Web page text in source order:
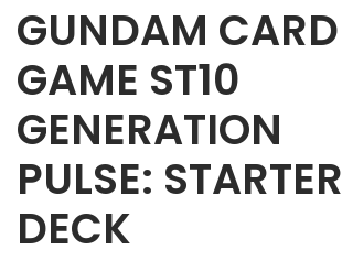
GUNDAM CARD
GAME ST10
GENERATION
PULSE: STARTER
DECK